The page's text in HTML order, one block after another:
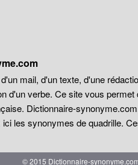
mail, d'un texte, d'une
d'un verbe. Ce site vous
Dictionnaire-
les synonymes de quadrille.
© 2015 Dictionnaire-